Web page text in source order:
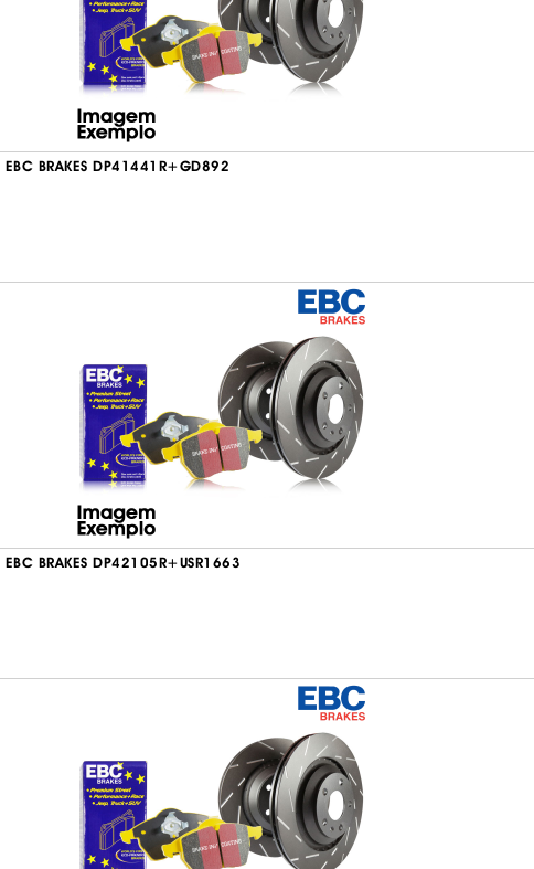
EBC BRAKES DP41441R+GD892
EBC BRAKES DP42105R+USR1663